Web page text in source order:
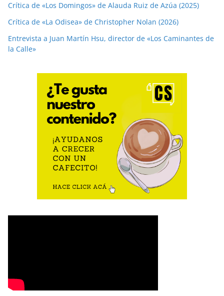
Crítica de «Los Domingos» de Alauda Ruiz de Azúa (2025)
Crítica de «La Odisea» de Christopher Nolan (2026)
Entrevista a Juan Martín Hsu, director de «Los Caminantes de
la Calle»